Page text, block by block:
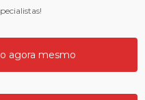
agora mesmo